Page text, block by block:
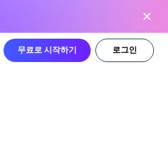
무료로 시작하기 로그인